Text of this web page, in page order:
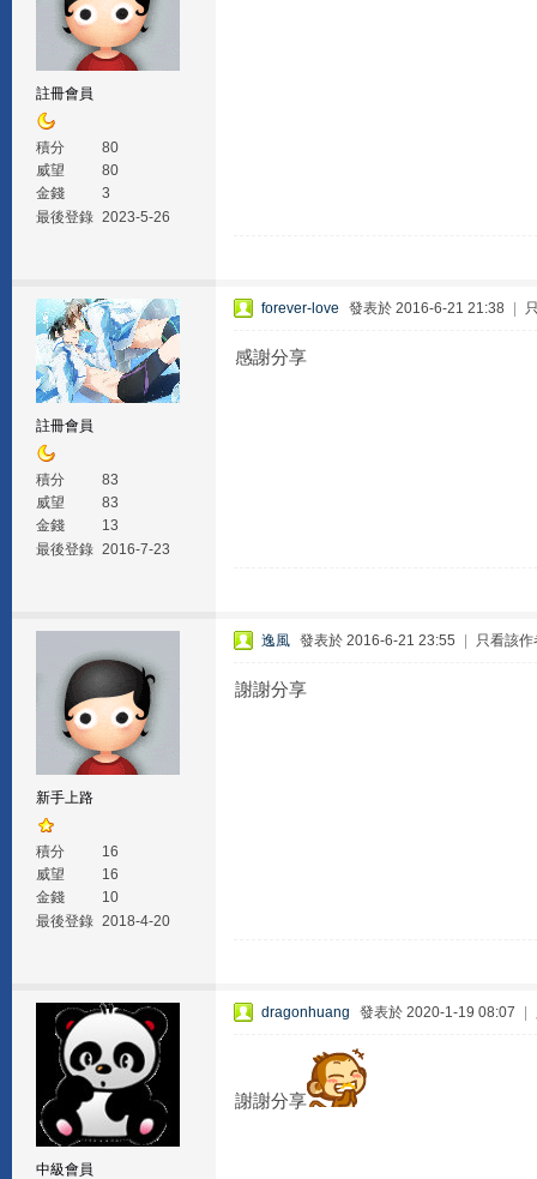
註冊會員
積分
80
威望
80
金錢
3
最後登錄 2023-5-26
註冊會員
積分
83
威望
83
金錢
13
最後登錄 2016-7-23
forever-love 發表於 2016-6-21 21:38
感謝分享
新手上路
積分
16
威望
16
金錢
10
最後登錄 2018-4-20
逸風 發表於 2016-6-21 23:55 只看該作
謝謝分享
中級會員
dragonhuang 發表於 2020-1-19 08:07
謝謝分享